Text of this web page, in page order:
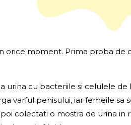
moment. Prima proba de
urina cu bacteriile si celulele
varful penisului, iar femeile sa
colectati o mostra de urina